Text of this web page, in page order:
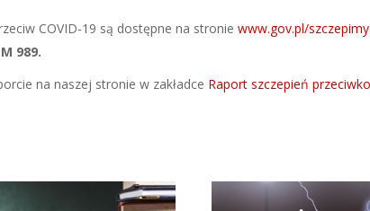
COVID-19 są dostępne na stronie www.gov.pl/
989.
na naszej stronie w zakładce Raport szczepień